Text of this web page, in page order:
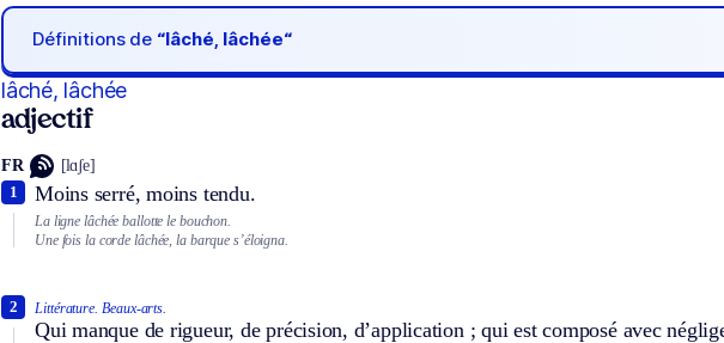
Définitions de “lâché, lâchée“
lâché, lâchée
adjectif
FR [lɑʃe]
Moins serré, moins tendu.
1
La ligne lâchée ballotte le bouchon.
Une fois la corde lâchée, la barque s’éloigna.
Littérature. Beaux-arts.
Qui manque de rigueur, de précision, d’application ; qui est composé avec
2